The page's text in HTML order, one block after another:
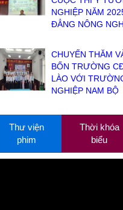
NGHIỆP NĂM
ĐẲNG NÔNG
CHUYẾN THĂM
BỐN TRƯỜNG
LÀO VỚI
NGHIỆP NAM BỘ
Thư viện
phim
Thời khóa
biểu